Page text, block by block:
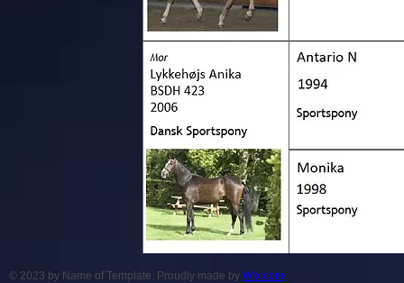
© 2023 by Name of Template. Proudly made by Wix.com